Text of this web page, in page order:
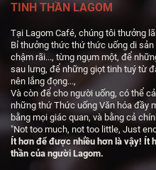
TINH THẦN LAGOM
Tại Lagom Café, chúng tôi thưởng
Bỉ thưởng thức thứ thức uống di
chậm rãi..., từng ngụm một, để
sau lưng, để những giọt tinh tuý từ
nên lắng đọng...,
Và còn để cho người uống, có thể
những thứ Thức uống Văn hóa đầy
bằng mọi giác quan, và bằng cả
"Not too much, not too little, Just
Ít hơn để được nhiều hơn là vậy! Ít
thần của người Lagom.